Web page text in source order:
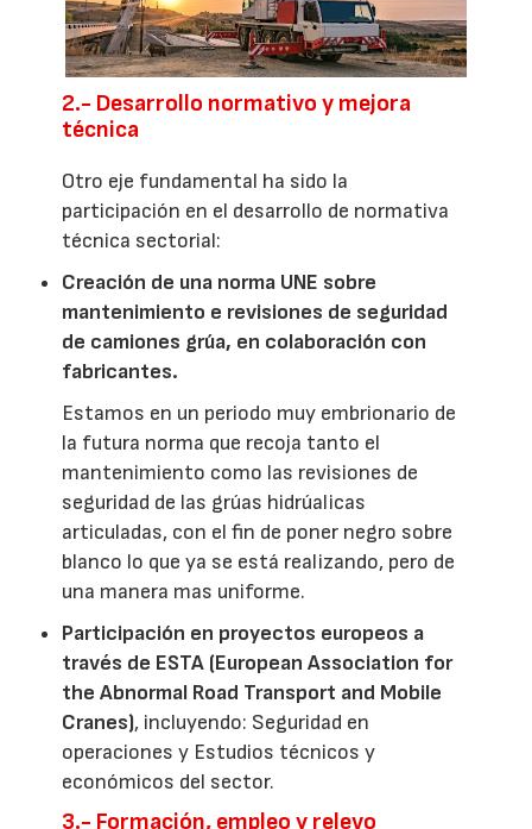
2.- Desarrollo normativo y mejora
técnica
Otro eje fundamental ha sido la
participación en el desarrollo de normativa
técnica sectorial:
Creación de una norma UNE sobre
mantenimiento e revisiones de seguridad
de camiones grúa, en colaboración con
fabricantes.
Estamos en un periodo muy embrionario de
la futura norma que recoja tanto el
mantenimiento como las revisiones de
seguridad de las grúas hidrúalicas
articuladas, con el fin de poner negro sobre
blanco lo que ya se está realizando, pero de
una manera mas uniforme.
Participación en proyectos europeos a
través de ESTA (European Association for
the Abnormal Road Transport and Mobile
Cranes), incluyendo: Seguridad en
operaciones y Estudios técnicos y
económicos del sector.
3.- Formación, empleo y relevo